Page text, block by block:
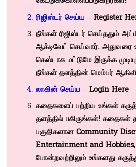
ரிஜிஸ்டர் செய்ய –Register
நீங்கள் ரிஜிஸ்டர் செய்ததும்
ஆக்டிவேட் செய்வார். அதுவரை
கெஸ்டாக மட்டுமே இருக்க
நீங்கள் தளத்தின் மெம்பர்
லாகின் செய்ய –Login Here
கதைகளைப் பற்றிய உங்கள்
தளத்தில் பகிருங்கள்! கதைகள்
பகுதிகளானCommunity
Entertainment and Hobbies,
போன்றவற்றிலும் உங்களது